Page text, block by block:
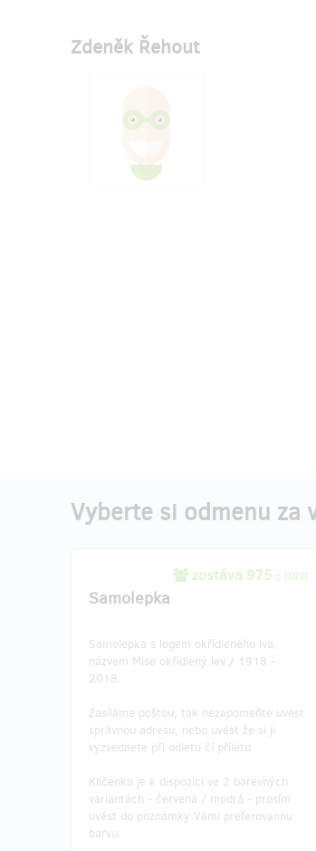
Zdeněk Řehout
Vyberte si odmenu za
zostáva 975 z 1000
Samolepka
Samolepka s logem okřídleného lva,
názvem Mise okřídlený lev / 1918 -
2018.
Zasíláme poštou, tak nezapomeňte uvést
správnou adresu, nebo uvést že si ji
vyzvednete při odletu či příletu.
Klíčenka je k dispozici ve 2 barevných
variantách - červená / modrá - prosím
uvést do poznámky Vámi preferovanou
barvu.